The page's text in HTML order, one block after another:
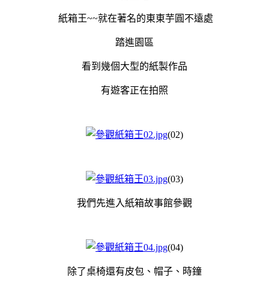
紙箱王~~就在著名的東東芋圓不遠處
踏進園區
看到幾個大型的紙製作品
有遊客正在拍照
(02)
(03)
我們先進入紙箱故事館參觀
(04)
除了桌椅還有皮包、帽子、時鐘